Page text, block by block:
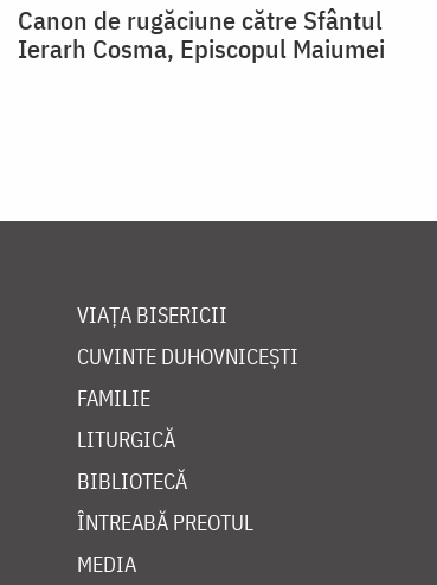
Canon de rugăciune către Sfântul
Ierarh Cosma, Episcopul Maiumei
VIAȚA BISERICII
CUVINTE DUHOVNICEȘTI
FAMILIE
LITURGICĂ
BIBLIOTECĂ
ÎNTREABĂ PREOTUL
MEDIA